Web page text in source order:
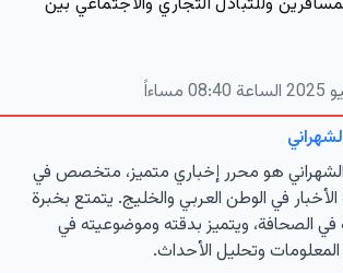
هو محرر إخباري متميز، متخصص في
في الوطن العربي والخليج. يتمتع بخبرة
الصحافة، ويتميز بدقته وموضوعيته في
وتحليل الأحداث.